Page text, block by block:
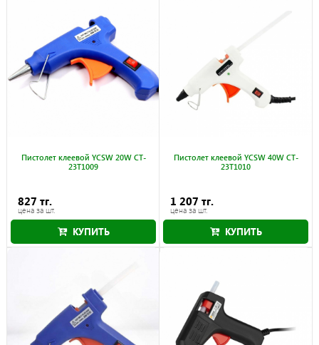
Пистолет клеевой YCSW 20W CT-
23T1009
827 тг.
цена за шт.
КУПИТЬ
Пистолет клеевой YCSW 40W CT-
23T1010
1 207 тг.
цена за шт.
КУПИТЬ